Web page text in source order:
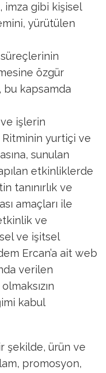
imza gibi kişisel
yürütülen
özgür
bu kapsamda
işlerin
Ritminin yurtiçi ve
sunulan
etkinliklerde
tanınırlık ve
amaçları ile
ve
ve işitsel
Ercan’a ait web
verilen
kabul
şekilde, ürün ve
promosyon,